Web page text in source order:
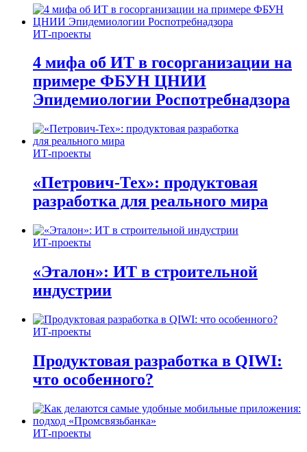
ИТ-проекты
4 мифа об ИТ в госорганизации на
примере ФБУН ЦНИИ
Эпидемиологии Роспотребнадзора
ИТ-проекты
«Петрович-Тех»: продуктовая
разработка для реального мира
ИТ-проекты
«Эталон»: ИТ в строительной
индустрии
ИТ-проекты
Продуктовая разработка в QIWI:
что особенного?
ИТ-проекты